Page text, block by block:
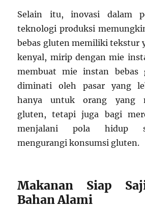
Selain itu, inovasi dalam
teknologi produksi
bebas gluten memiliki tekstur
kenyal, mirip dengan mie
membuat mie instan bebas
diminati oleh pasar yang
hanya untuk orang yang
gluten, tetapi juga bagi
menjalani pola hidup
mengurangi konsumsi gluten.
Makanan Siap
Bahan Alami